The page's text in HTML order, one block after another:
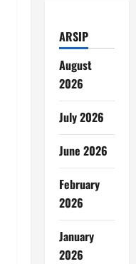
ARSIP
August
2026
July 2026
June 2026
February
2026
January
2026